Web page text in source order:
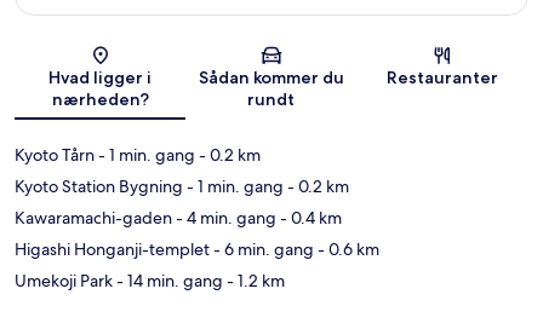
Hvad ligger i
nærheden?
Sådan kommer du
rundt
Restauranter
Kyoto Tårn- 1 min. gang - 0.2 km
Kyoto Station Bygning - 1 min. gang - 0.2 km
Kawaramachi-gaden- 4 min. gang - 0.4 km
Higashi Honganji-templet- 6 min. gang - 0.6 km
Umekoji Park- 14 min. gang - 1.2 km